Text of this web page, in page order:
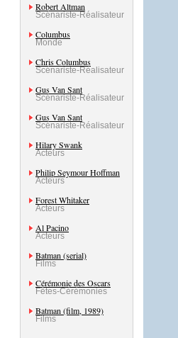
Robert Altman
Scénariste-Réalisateur
Columbus
Monde
Chris Columbus
Scénariste-Réalisateur
Gus Van Sant
Scénariste-Réalisateur
Gus Van Sant
Scénariste-Réalisateur
Hilary Swank
Acteurs
Philip Seymour Hoffman
Acteurs
Forest Whitaker
Acteurs
Al Pacino
Acteurs
Batman (serial)
Films
Cérémonie des Oscars
Fêtes-Cérémonies
Batman (film, 1989)
Films